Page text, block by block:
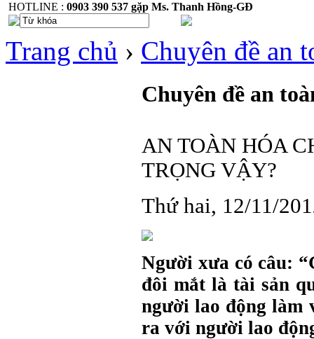
HOTLINE : 0903 390 537 gặp Ms. Thanh Hồng-GĐ
Trang chủ › Chuyên đề an
Chuyên đề an
AN TOÀN HÓA
TRỌNG VẬY?
Thứ hai, 12/11/
Người xưa có câu:
đôi mắt là tài sản
người lao động làm
ra với người lao